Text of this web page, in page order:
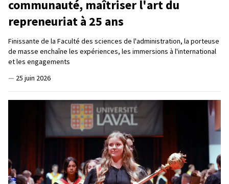
communauté, maîtriser l'art du
repreneuriat à 25 ans
Finissante de la Faculté des sciences de l'administration, la porteuse
de masse enchaîne les expériences, les immersions à l'international
et les engagements
— 25 juin 2026